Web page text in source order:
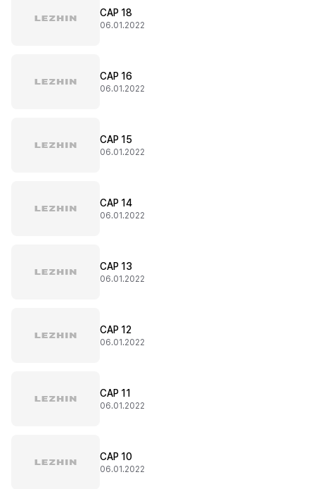
CAP 18
06.01.2022
CAP 16
06.01.2022
CAP 15
06.01.2022
CAP 14
06.01.2022
CAP 13
06.01.2022
CAP 12
06.01.2022
CAP 11
06.01.2022
CAP 10
06.01.2022